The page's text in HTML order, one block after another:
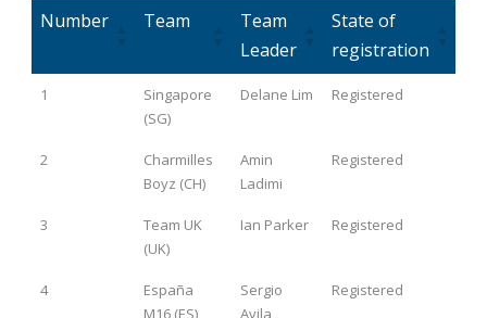
Number Team
Team
Leader
State of
registration
Number
Team
Team
State of
1
Singapore
(SG)
Delane Lim Registered
2
Charmilles
Boyz (CH)
Amin
Ladimi
Registered
3
Team UK
(UK)
Ian Parker Registered
4
España
M16 (ES)
Sergio
Avila
Registered